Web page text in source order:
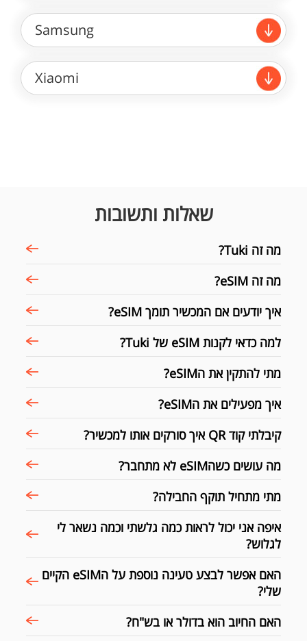
Samsung
Xiaomi
שאלות ותשובות
מה זה Tuki?
מה זה eSIM?
איך יודעים אם המכשיר תומך eSIM?
למה כדאי לקנות eSIM של Tuki?
מתי להתקין את הeSIM?
איך מפעילים את הeSIM?
קיבלתי קוד QR איך סורקים אותו למכשיר?
מה עושים כשהeSIM לא מתחבר?
מתי מתחיל תוקף החבילה?
איפה אני יכול לראות כמה גלשתי וכמה נשאר לי
לגלוש?
האם אפשר לבצע טעינה נוספת על הeSIM הקיים
שלי?
האם החיוב הוא בדולר או בש"ח?